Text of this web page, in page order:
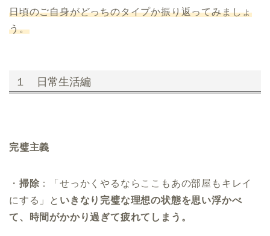
日頃のご自身がどっちのタイプか振り返ってみましょ
う。
１ 日常生活編
完璧主義
・ 掃除 ：「せっかくやるならここもあの部屋もキレイ
にする」と いきなり完璧な理想の状態を思い浮かべ
て、時間がかかり過ぎて疲れてしまう。